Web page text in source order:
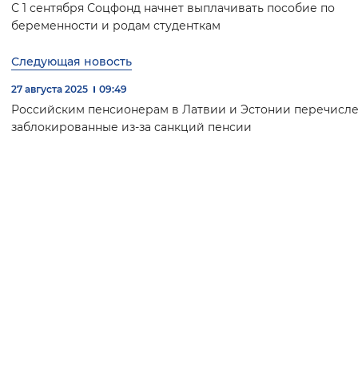
С 1 сентября Соцфонд начнет выплачивать пособие по
беременности и родам студенткам
Следующая новость
27 августа 2025 09:49
Российским пенсионерам в Латвии и Эстонии
заблокированные из-за санкций пенсии